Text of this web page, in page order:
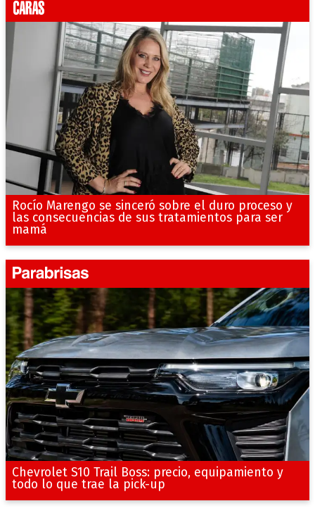
Rocío Marengo se sinceró sobre el duro proceso y
las consecuencias de sus tratamientos para ser
mamá
Chevrolet S10 Trail Boss: precio, equipamiento y
todo lo que trae la pick-up